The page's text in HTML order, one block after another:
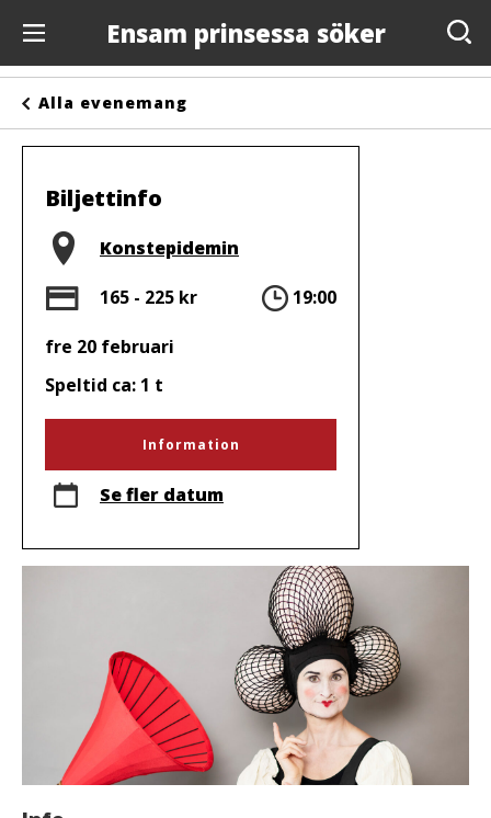
Ensam prinsessa söker
Anslagstavlan
Arrangörer
Kontakta oss
Om oss
Alla evenemang
Biljettinfo
Plats
Konstepidemin
Pris
165 - 225 kr Tid
19:00
fre 20 februari
Speltid ca: 1 t
Information
Se fler datum